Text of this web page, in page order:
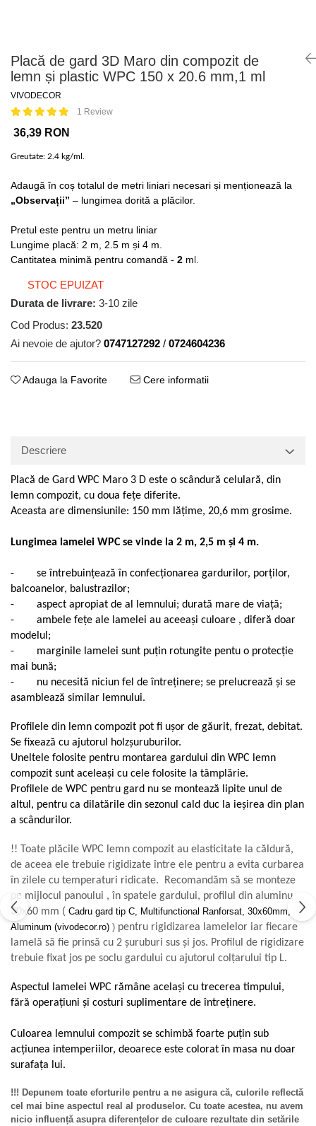
Placă de gard 3D Maro din compozit de
lemn și plastic WPC 150 x 20.6 mm,1 ml
VIVODECOR
1 Review
36,39 RON
Greutate: 2.4 kg/ml.
Adaugă în coș totalul de metri liniari necesari și menționează la
„Observații” – lungimea dorită a plăcilor.
Pretul este pentru un metru liniar
Lungime placă: 2 m, 2.5 m și 4 m.
Cantitatea minimă pentru comandă - 2 ml.
STOC EPUIZAT
Durata de livrare: 3-10 zile
Cod Produs: 23.520
Ai nevoie de ajutor? 0747127292 / 0724604236
Adauga la Favorite Cere informatii
Descriere
Placă de Gard WPC Maro 3 D este o scândură celulară, din
lemn compozit, cu doua fețe diferite.
Aceasta are dimensiunile: 150 mm lățime, 20,6 mm grosime.
Lungimea lamelei WPC se vinde la 2 m, 2,5 m și 4 m.
- se întrebuințează în confecționarea gardurilor, porților,
balcoanelor, balustrazilor;
- aspect apropiat de al lemnului; durată mare de viață;
- ambele fețe ale lamelei au aceeași culoare , diferă doar
modelul;
- marginile lamelei sunt puțin rotungite pentu o protecție
mai bună;
- nu necesită niciun fel de întreținere; se prelucrează și se
asamblează similar lemnului.
Profilele din lemn compozit pot fi ușor de găurit, frezat, debitat.
Se fixează cu ajutorul holzșuruburilor.
Uneltele folosite pentru montarea gardului din WPC lemn
compozit sunt aceleași cu cele folosite la tâmplărie.
Profilele de WPC pentru gard nu se montează lipite unul de
altul, pentru ca dilatările din sezonul cald duc la ieșirea din plan
a scândurilor.
!! Toate plăcile WPC lemn compozit au elasticitate la căldură,
de aceea ele trebuie rigidizate între ele pentru a evita curbarea
în zilele cu temperaturi ridicate. Recomandăm să se monteze
pe mijlocul panoului , în spatele gardului, profilul din aluminu
30x60 mm ( Cadru gard tip C, Multifunctional Ranforsat, 30x60mm,
Aluminum (vivodecor.ro) ) pentru rigidizarea lamelelor iar fiecare
lamelă să fie prinsă cu 2 șuruburi sus și jos. Profilul de rigidizare
trebuie fixat jos pe soclu gardului cu ajutorul colțarului tip L.
Aspectul lamelei WPC rămâne același cu trecerea timpului,
fără operațiuni și costuri suplimentare de întreținere.
Culoarea lemnului compozit se schimbă foarte puțin sub
acțiunea intemperiilor, deoarece este colorat în masa nu doar
surafața lui.
!!! Depunem toate eforturile pentru a ne asigura că, culorile reflectă
cel mai bine aspectul real al produselor. Cu toate acestea, nu avem
nicio influență asupra diferențelor de culoare rezultate din setările